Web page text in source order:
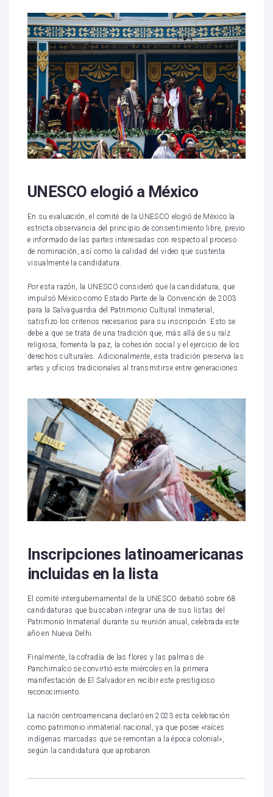
UNESCO elogió a México
En su evaluación, el comité de la UNESCO elogió de México la
estricta observancia del principio de consentimiento libre, previo
e informado de las partes interesadas con respecto al proceso
de nominación, así como la calidad del video que sustenta
visualmente la candidatura.
Por esta razón, la UNESCO consideró que la candidatura, que
impulsó México como Estado Parte de la Convención de 2003
para la Salvaguardia del Patrimonio Cultural Inmaterial,
satisfizo los criterios necesarios para su inscripción. Esto se
debe a que se trata de una tradición que, más allá de su raíz
religiosa, fomenta la paz, la cohesión social y el ejercicio de los
derechos culturales. Adicionalmente, esta tradición preserva las
artes y oficios tradicionales al transmitirse entre generaciones.
Inscripciones latinoamericanas
incluidas en la lista
El comité intergubernamental de la UNESCO debatió sobre 68
candidaturas que buscaban integrar una de sus listas del
Patrimonio Inmaterial durante su reunión anual, celebrada este
año en Nueva Delhi.
Finalmente, la cofradía de las flores y las palmas de
Panchimalco se convirtió este miércoles en la primera
manifestación de El Salvador en recibir este prestigioso
reconocimiento.
La nación centroamericana declaró en 2023 esta celebración
como patrimonio inmaterial nacional, ya que posee «raíces
indígenas marcadas que se remontan a la época colonial»,
según la candidatura que aprobaron.